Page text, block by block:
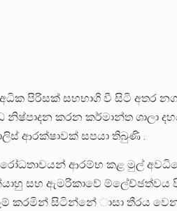
අධික පිරිසක් සහභාගි වී සිටි අතර
කරන කර්මාන්ත ශාලා
ආරක්ෂාවක් සපයා තිබුණි .
ආරම්භ කළ මුල්
සහ ඇමරිකාවේ ම්ලේච්ඡත්වය
කරමින් සිටින්නේ ාසා තීරය